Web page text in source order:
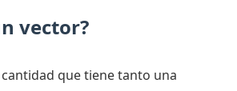
vector?
cantidad que tiene tanto una